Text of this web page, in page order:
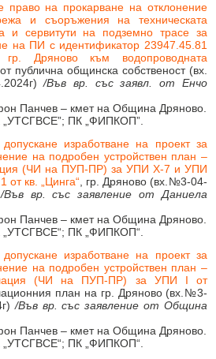
право на прокарване на отклонение
и съоръжения на техническата
и сервитути на подземно трасе за
на ПИ с идентификатор 23947.45.81
Дряново към водопроводната
публична общинска собственост (вх.
/Във вр. със заявл. от Енчо
Панчев – кмет на Община Дряново.
ПК „ФИПКОП”.
изработване на проект за
на подробен устройствен план –
(ЧИ на ПУП-ПР) за УПИ X-7 и УПИ
от кв. „Цинга“ , гр. Дряново (вх.№3-04-
/Във вр. със заявление от Даниела
Панчев – кмет на Община Дряново.
ПК „ФИПКОП“.
изработване на проект за
на подробен устройствен план –
(ЧИ на ПУП-ПР) за УПИ I от
план на гр. Дряново (вх.№3-
/Във вр. със заявление от Община
Панчев – кмет на Община Дряново.
ПК „ФИПКОП“.